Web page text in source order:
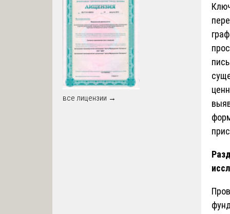
все лицензии →